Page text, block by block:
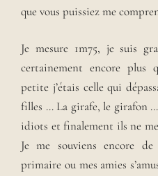
que vous puissiez me
Je mesure 1m75, je suis
certainement encore plus
petite j’étais celle qui
filles … La girafe, le girafon …
idiots et finalement ils ne
Je me souviens encore
primaire ou mes amies